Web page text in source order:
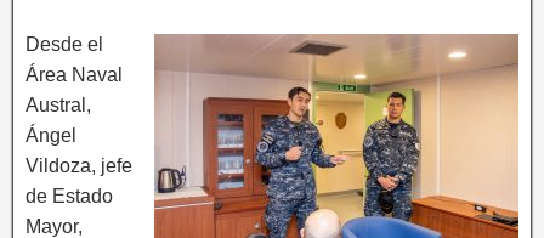
Desde el
Área Naval
Austral,
Ángel
Vildoza, jefe
de Estado
Mayor,